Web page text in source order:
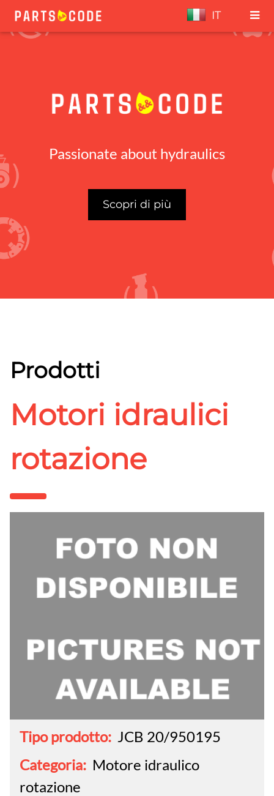
IT
Passionate about hydraulics
Scopri di più
Prodotti
Motori idraulici
rotazione
Tipo prodotto: JCB 20/950195
Categoria: Motore idraulico
rotazione